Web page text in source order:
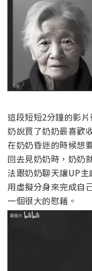
這段短短2分鐘的影
奶說買了奶奶最喜歡
在奶奶昏迷的時候想
回去見奶奶時，奶奶
法跟奶奶聊天讓UP
用虛擬分身來完成自
一個很大的慰藉。